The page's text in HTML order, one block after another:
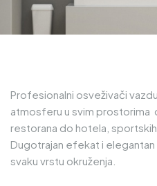
Profesionalni osveživači
atmosferu u svim prostorima
restorana do hotela,
Dugotrajan efekat i elegantan
svaku vrstu okruženja.